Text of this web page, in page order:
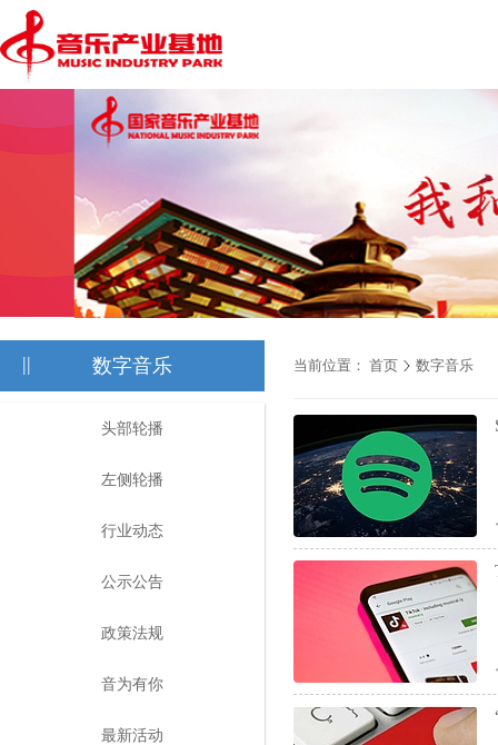
|| 数字音乐
头部轮播
左侧轮播
行业动态
公示公告
政策法规
音为有你
最新活动
当前位置： 首页 数字音乐